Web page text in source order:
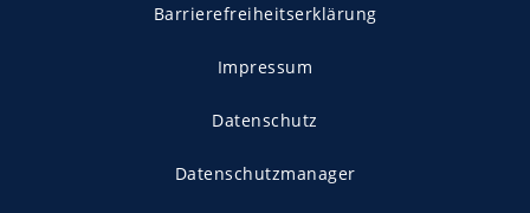
Barrierefreiheitserklärung
Impressum
Datenschutz
Datenschutzmanager